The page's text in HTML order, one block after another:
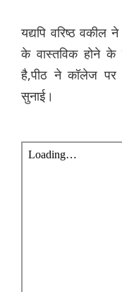
यद्यपि वरिष्ठ वकील
के वास्तविक होने के
है,पीठ ने कॉलेज पर
सुनाई।